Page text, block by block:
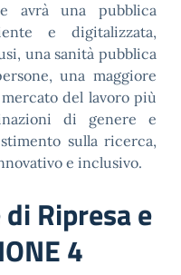
avrà una pubblica
e digitalizzata,
una sanità pubblica
una maggiore
del lavoro più
di genere e
sulla ricerca,
e inclusivo.
Ripresa e
4